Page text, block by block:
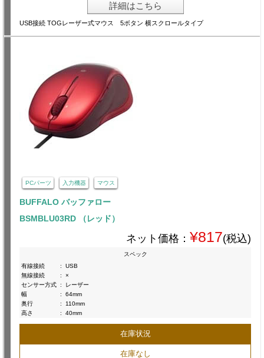
詳細はこちら
USB接続 TOGレーザー式マウス 5ボタン 横スクロールタイプ
PCパーツ 入力機器 マウス
BUFFALO バッファロー
BSMBLU03RD （レッド）
ネット価格： ¥817(税込)
スペック
有線接続
:
USB
無線接続
:
×
センサー方式 :
レーザー
幅
:
64mm
奥行
:
110mm
高さ
: 40mm
在庫状況
在庫なし